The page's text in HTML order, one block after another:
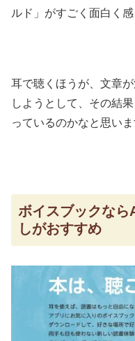
ルド」がすごく面白く
耳で聴くほうが、文章
しようとして、その結
っているのかなと思い
ボイスブックな
しがおすすめ